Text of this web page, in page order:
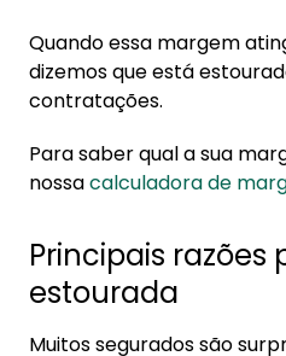
Quando essa margem
dizemos que está
contratações.
Para saber qual a sua
nossacalculadora de
Principais
estourada
Muitos segurados são